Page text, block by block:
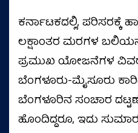
ಕರ್ನಾಟಕದಲ್ಲಿ, ಪರಿಸರಕ್ಕೆ
ಲಕ್ಷಾಂತರ ಮರಗಳ
ಪ್ರಮುಖ ಯೋಜನೆಗಳ
ಬೆಂಗಳೂರು-ಮೈಸೂರು
ಬೆಂಗಳೂರಿನ ಸಂಚಾರ
ಹೊಂದಿದ್ದರೂ, ಇದು